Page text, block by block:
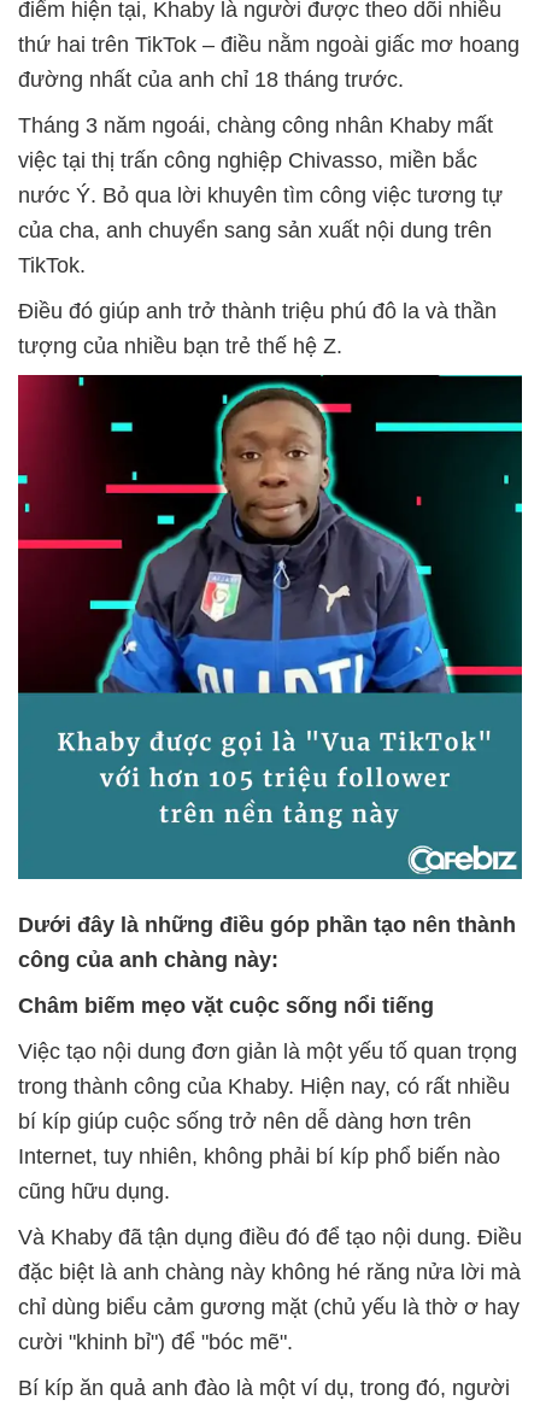
điểm hiện tại, Khaby là người được theo dõi nhiều
thứ hai trên TikTok – điều nằm ngoài giấc mơ hoang
đường nhất của anh chỉ 18 tháng trước.
Tháng 3 năm ngoái, chàng công nhân Khaby mất
việc tại thị trấn công nghiệp Chivasso, miền bắc
nước Ý. Bỏ qua lời khuyên tìm công việc tương tự
của cha, anh chuyển sang sản xuất nội dung trên
TikTok.
Điều đó giúp anh trở thành triệu phú đô la và thần
tượng của nhiều bạn trẻ thế hệ Z.
Dưới đây là những điều góp phần tạo nên thành
công của anh chàng này:
Châm biếm mẹo vặt cuộc sống nổi tiếng
Việc tạo nội dung đơn giản là một yếu tố quan trọng
trong thành công của Khaby. Hiện nay, có rất nhiều
bí kíp giúp cuộc sống trở nên dễ dàng hơn trên
Internet, tuy nhiên, không phải bí kíp phổ biến nào
cũng hữu dụng.
Và Khaby đã tận dụng điều đó để tạo nội dung. Điều
đặc biệt là anh chàng này không hé răng nửa lời mà
chỉ dùng biểu cảm gương mặt (chủ yếu là thờ ơ hay
cười "khinh bỉ") để "bóc mẽ".
Bí kíp ăn quả anh đào là một ví dụ, trong đó, người